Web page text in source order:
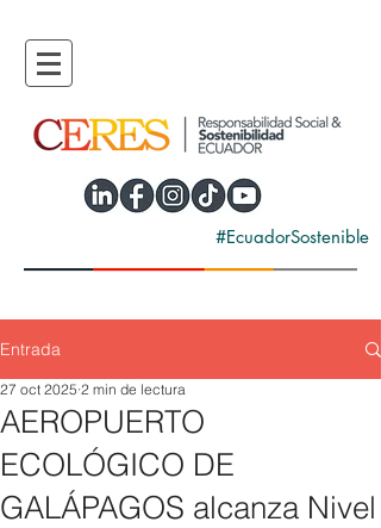
#EcuadorSostenible
Entrada
AEROPUERTO
ECOLÓGICO DE
GALÁPAGOS alcanza Nivel
27 oct 2025 2 min de lectura